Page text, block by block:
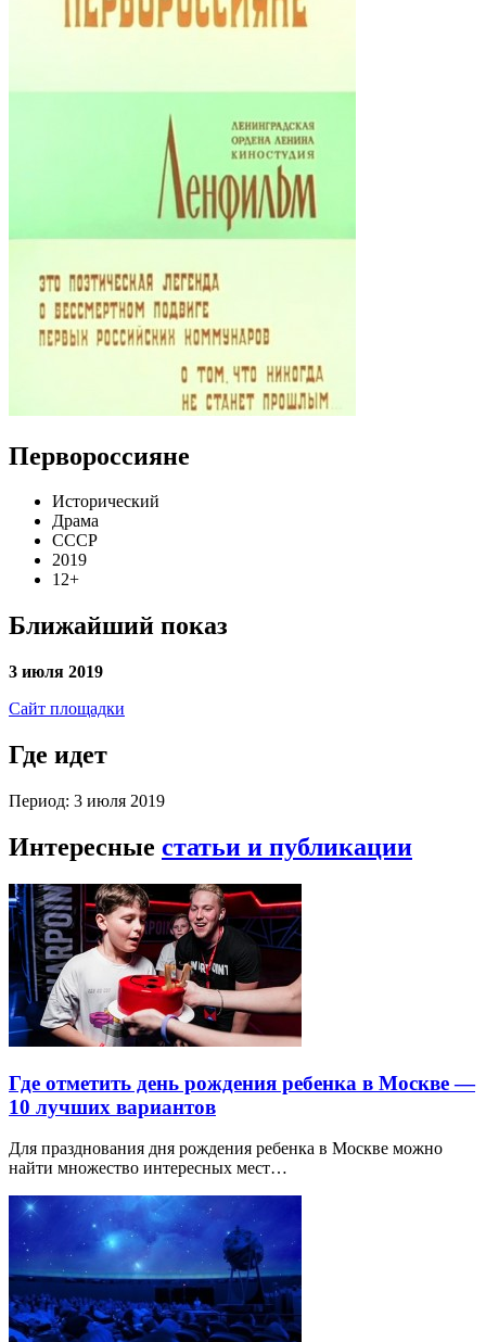
Первороссияне
Исторический
Драма
СССР
2019
12+
Ближайший показ
3 июля 2019
Сайт площадки
Где идет
Период: 3 июля 2019
Интересные статьи и публикации
Где отметить день рождения ребенка в Москве —
10 лучших вариантов
Для празднования дня рождения ребенка в Москве можно
найти множество интересных мест…